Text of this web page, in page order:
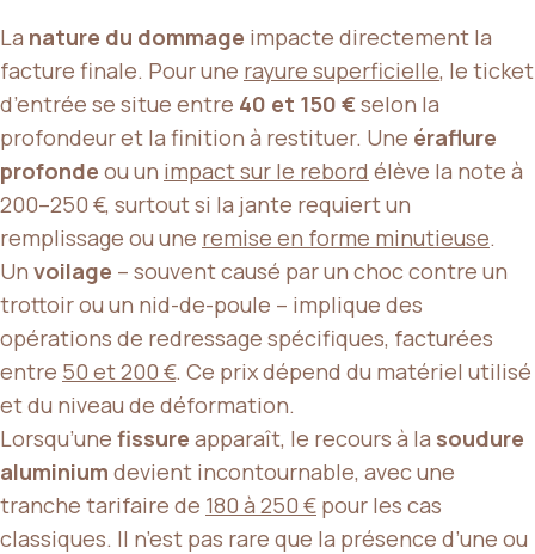
La nature du dommage impacte directement la
facture finale. Pour une rayure superficielle, le ticket
d’entrée se situe entre 40 et 150 €selon la
profondeur et la finition à restituer. Une éraflure
profonde ou un impact sur le rebord élève la note à
200–250 €, surtout si la jante requiert un
remplissage ou une remise en forme minutieuse.
Un voilage – souvent causé par un choc contre un
trottoir ou un nid-de-poule – implique des
opérations de redressage spécifiques, facturées
entre 50 et 200 €. Ce prix dépend du matériel utilisé
et du niveau de déformation.
Lorsqu’une fissure apparaît, le recours à la soudure
aluminium devient incontournable, avec une
tranche tarifaire de 180 à 250 € pour les cas
classiques. Il n’est pas rare que la présence d’une ou